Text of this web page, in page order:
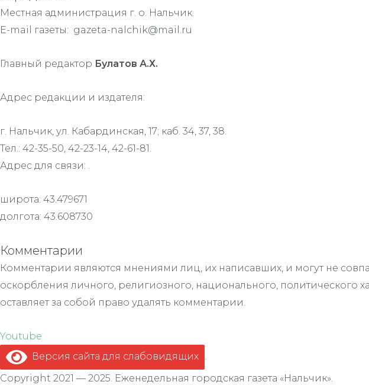
Местная администрация г. о. Нальчик.
E-mail газеты: gazeta-nalchik@mail.ru
Главный редактор Булатов А.Х.
Адрес редакции и издателя:
г. Нальчик, ул. Кабардинская, 17; каб. 34, 37, 38.
Тел.: 42-35-50, 42-23-14, 42-61-81.
Адрес для связи: .
широта: 43.479671
долгота: 43.608730
Комментарии
Комментарии являются мнениями лиц, их написавших, и могут не
оскорбления личного, религиозного, национального,
оставляет за собой право удалять комментарии.
Youtube
Версия сайта для слабовидящих .
Copyright 2021 — 2025. Еженедельная городская газета «Нальчик».